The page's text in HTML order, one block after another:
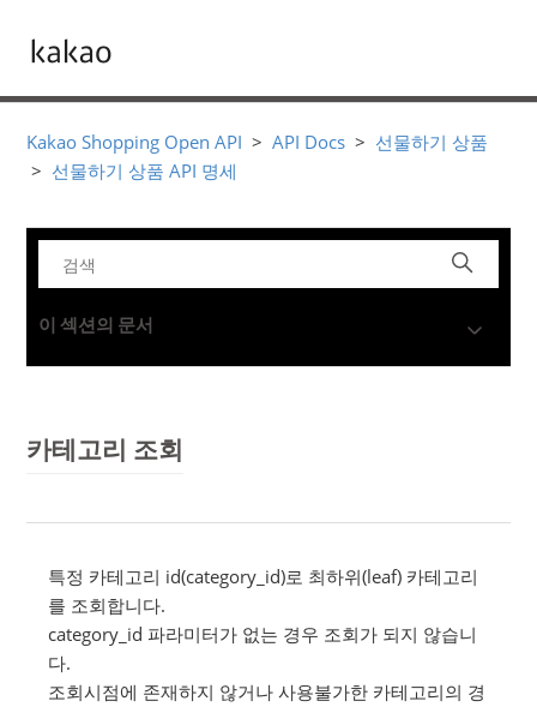
Kakao Shopping Open API API Docs
선물하기 상품
선물하기 상품 API 명세
이 섹션의 문서
카테고리 조회
특정 카테고리 id(category_id)로 최하위(leaf) 카테고리
를 조회합니다.
category_id 파라미터가 없는 경우 조회가 되지 않습니
다.
조회시점에 존재하지 않거나 사용불가한 카테고리의 경